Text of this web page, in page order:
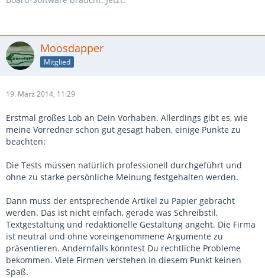
Moosdapper
Mitglied
19. März 2014, 11:29
Erstmal großes Lob an Dein Vorhaben. Allerdings gibt es, wie
meine Vorredner schon gut gesagt haben, einige Punkte zu
beachten:
Die Tests müssen natürlich professionell durchgeführt und
ohne zu starke persönliche Meinung festgehalten werden.
Dann muss der entsprechende Artikel zu Papier gebracht
werden. Das ist nicht einfach, gerade was Schreibstil,
Textgestaltung und redaktionelle Gestaltung angeht. Die Firma
ist neutral und ohne voreingenommene Argumente zu
präsentieren. Andernfalls könntest Du rechtliche Probleme
bekommen. Viele Firmen verstehen in diesem Punkt keinen
Spaß.